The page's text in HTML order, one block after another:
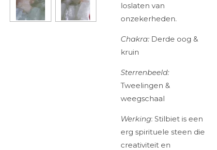
loslaten van
onzekerheden.
Chakra: Derde oog &
kruin
Sterrenbeeld:
Tweelingen &
weegschaal
Werking: Stilbiet is een
erg spirituele steen die
creativiteit en